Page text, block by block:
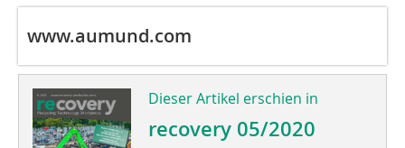
www.aumund.com
Dieser Artikel erschien in
recovery 05/2020